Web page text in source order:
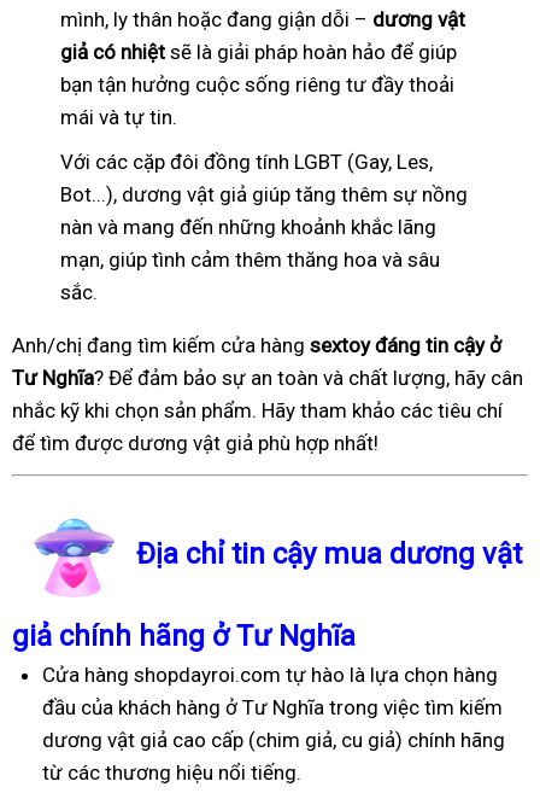
mình, ly thân hoặc đang giận dỗi – dương vật
giả có nhiệt sẽ là giải pháp hoàn hảo để giúp
bạn tận hưởng cuộc sống riêng tư đầy thoải
mái và tự tin.
Với các cặp đôi đồng tính LGBT (Gay, Les,
Bot...), dương vật giả giúp tăng thêm sự nồng
nàn và mang đến những khoảnh khắc lãng
mạn, giúp tình cảm thêm thăng hoa và sâu
sắc.
Anh/chị đang tìm kiếm cửa hàng sextoy đáng tin cậy ở
Tư Nghĩa? Để đảm bảo sự an toàn và chất lượng, hãy cân
nhắc kỹ khi chọn sản phẩm. Hãy tham khảo các tiêu chí
để tìm được dương vật giả phù hợp nhất!
Địa chỉ tin cậy mua dương vật
giả chính hãng ở Tư Nghĩa
Cửa hàng shopdayroi.com tự hào là lựa chọn hàng
đầu của khách hàng ở Tư Nghĩa trong việc tìm kiếm
dương vật giả cao cấp (chim giả, cu giả) chính hãng
từ các thương hiệu nổi tiếng.